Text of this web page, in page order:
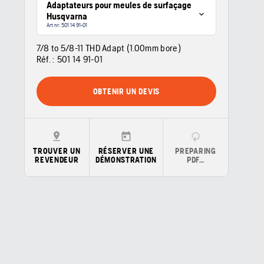
Adaptateurs pour meules de surfaçage
Husqvarna
Art nr: 501 14 91‑01
7/8 to 5/8-11 THD Adapt (1.00mm bore)
Réf. : 501 14 91‑01
OBTENIR UN DEVIS
TROUVER UN
REVENDEUR
RÉSERVER UNE
DÉMONSTRATION
PREPARING
PDF…